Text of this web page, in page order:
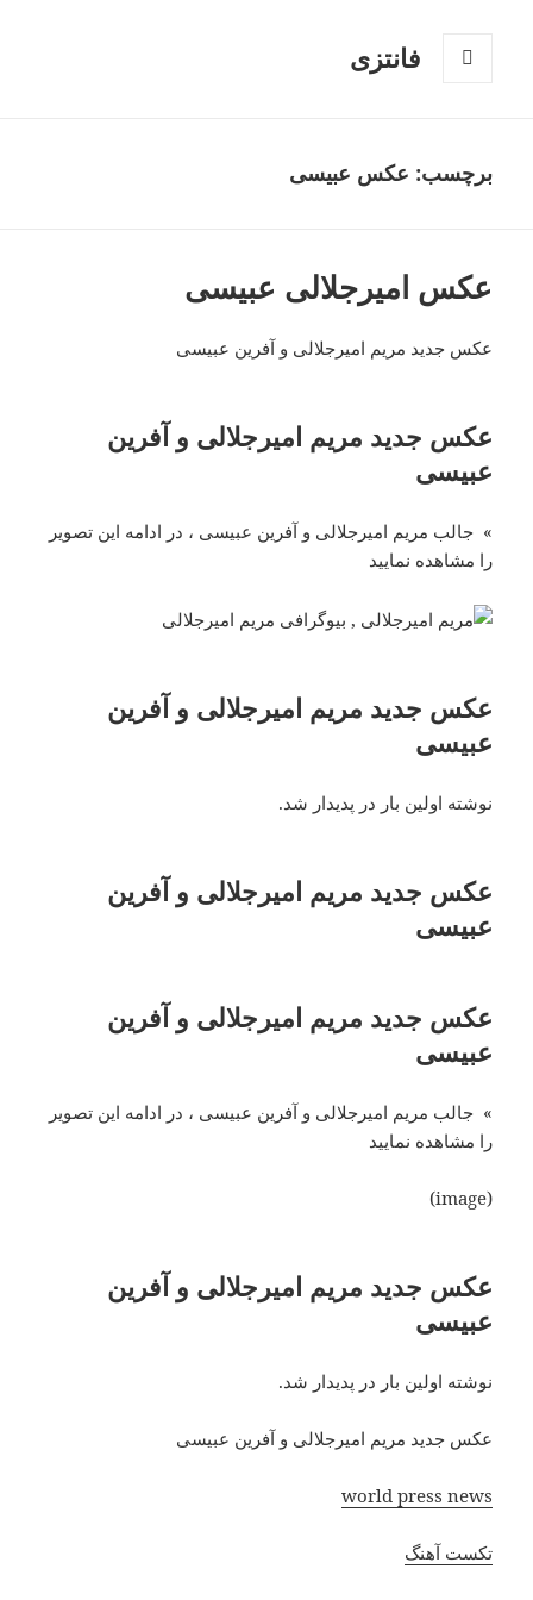
فانتزی
برچسب: عکس عبیسی
عکس امیرجلالی عبیسی
عکس جدید مریم امیرجلالی و آفرین عبیسی
عکس جدید مریم امیرجلالی و آفرین
عبیسی
» جالب مریم امیرجلالی و آفرین عبیسی ، در ادامه این تصویر
را مشاهده نمایید
عکس جدید مریم امیرجلالی و آفرین
عبیسی
نوشته اولین بار در پدیدار شد.
عکس جدید مریم امیرجلالی و آفرین
عبیسی
عکس جدید مریم امیرجلالی و آفرین
عبیسی
» جالب مریم امیرجلالی و آفرین عبیسی ، در ادامه این تصویر
را مشاهده نمایید
(image)
عکس جدید مریم امیرجلالی و آفرین
عبیسی
نوشته اولین بار در پدیدار شد.
عکس جدید مریم امیرجلالی و آفرین عبیسی
world press news
تکست آهنگ